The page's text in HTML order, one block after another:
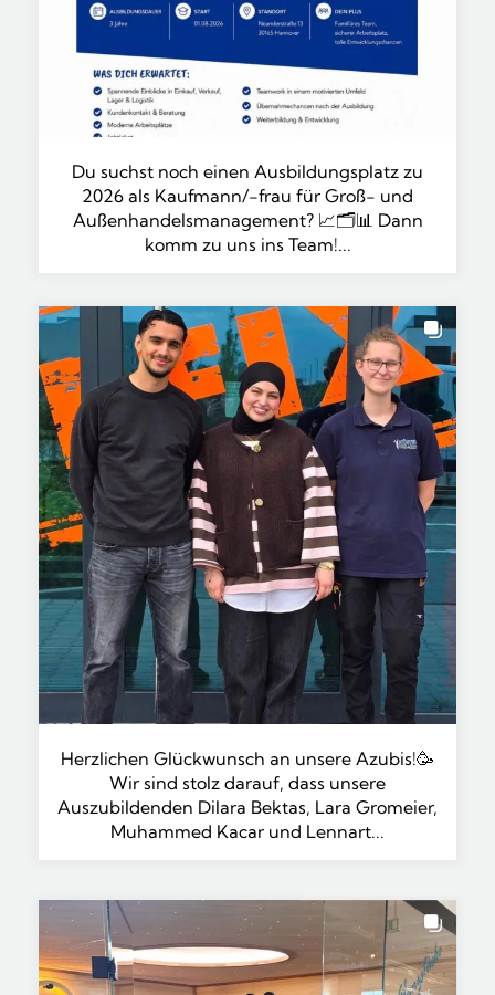
Du suchst noch einen Ausbildungsplatz zu
2026 als Kaufmann/-frau für Groß- und
Außenhandelsmanagement? 📈🗂️📊 Dann
komm zu uns ins Team!...
Herzlichen Glückwunsch an unsere Azubis!🥳
Wir sind stolz darauf, dass unsere
Auszubildenden Dilara Bektas, Lara Gromeier,
Muhammed Kacar und Lennart...